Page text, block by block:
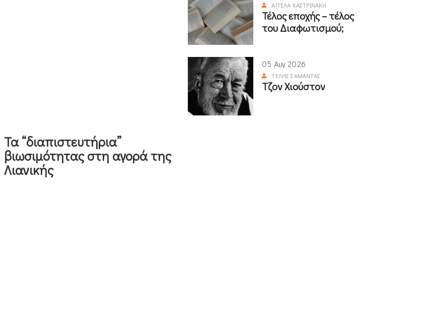
Τα “διαπιστευτήρια”
βιωσιμότητας στη αγορά της
Λιανικής
ΑΓΓΈΛΑ ΚΑΣΤΡΙΝΆΚΗ
Τέλος εποχής – τέλος
του Διαφωτισμού;
05 Αυγ 2026
ΤΈΛΗΣ ΣΑΜΑΝΤΆΣ
Τζον Χιούστον